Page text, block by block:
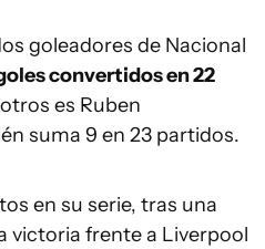
goleadores de Nacional
convertidos en 22
es Ruben
suma 9 en 23 partidos.
en su serie, tras una
victoria frente a Liverpool